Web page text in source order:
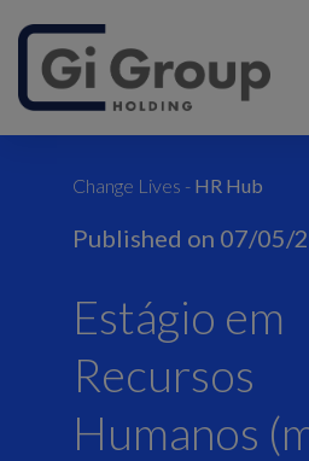
Change Lives - HR Hub
Published on 07/05/
Estágio em
Recursos
Humanos